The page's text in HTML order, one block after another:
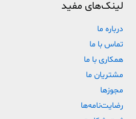
لینک‌های مفید
درباره ما
تماس با ما
همکاری با ما
مشتریان ما
مجوزها
رضایت‌نامه‌ها